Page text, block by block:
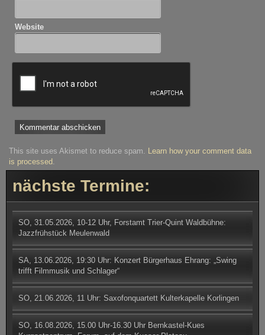
Website
This site uses Akismet to reduce spam.
Learn how your comment data
is processed
nächste Termine:
SO, 31.05.2026, 10-12 Uhr, Forstamt Trier-Quint Waldbühne:
Jazzfrühstück Meulenwald
SA, 13.06.2026, 19:30 Uhr: Konzert Bürgerhaus Ehrang: „Swing
trifft Filmmusik und Schlager“
SO, 21.06.2026, 11 Uhr: Saxofonquartett Kulterkapelle Korlingen
SO, 16.08.2026, 15.00 Uhr-16.30 Uhr Bernkastel-Kues